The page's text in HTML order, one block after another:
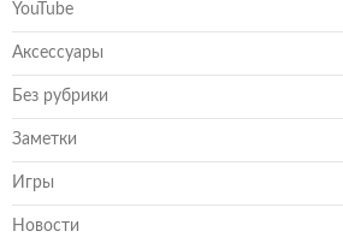
YouTube
Аксессуары
Без рубрики
Заметки
Игры
Новости